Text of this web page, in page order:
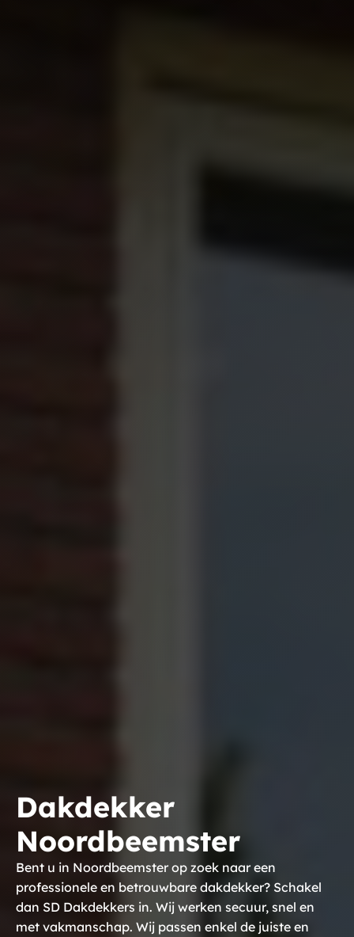
Dakdekker
Noordbeemster
Bent u in Noordbeemster op zoek naar een
professionele en betrouwbare dakdekker? Schakel
dan SD Dakdekkers in. Wij werken secuur, snel en
met vakmanschap. Wij passen enkel de juiste en